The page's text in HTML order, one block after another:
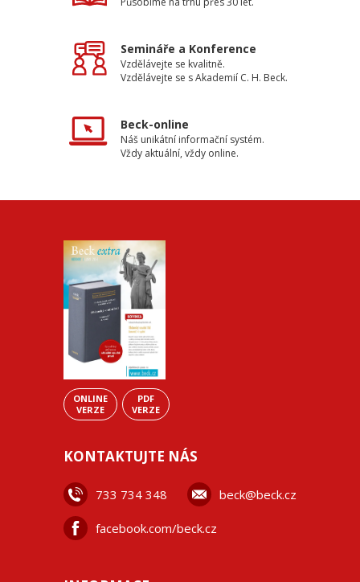
Semináře a Konference
Vzdělávejte se kvalitně.
Vzdělávejte se s Akademií C. H. Beck.
Beck-online
Náš unikátní informační systém.
Vždy aktuální, vždy online.
ONLINE
VERZE
PDF
VERZE
KONTAKTUJTE NÁS
733 734 348 beck@beck.cz
facebook.com/beck.cz